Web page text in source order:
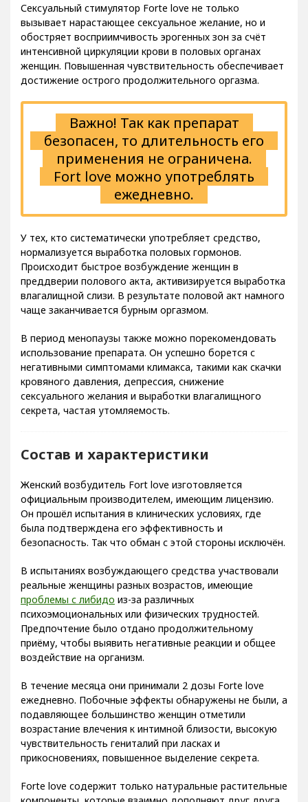
Сексуальный cтимулятор Forte love не только
вызывает нарастающее сексуальное желание, но и
обостряет восприимчивость эрогенных зон за счёт
интенсивной циркуляции крови в половых органах
женщин. Повышенная чувствительность обеспечивает
достижение острого продолжительного оргазма.
Важно! Так как препарат
безопасен, то длительность его
применения не ограничена.
Fort love можно употреблять
ежедневно.
У тех, кто систематически употребляет средство,
нормализуется выработка половых гормонов.
Происходит быстрое возбуждение женщин в
преддверии полового акта, активизируется выработка
влагалищной слизи. В результате половой акт намного
чаще заканчивается бурным оргазмом.
В период менопаузы также можно порекомендовать
использование препарата. Он успешно борется с
негативными симптомами климакса, такими как скачки
кровяного давления, депрессия, снижение
сексуального желания и выработки влагалищного
секрета, частая утомляемость.
Состав и характеристики
Женский возбудитель Fort love изготовляется
официальным производителем, имеющим лицензию.
Он прошёл испытания в клинических условиях, где
была подтверждена его эффективность и
безопасность. Так что обман с этой стороны исключён.
В испытаниях возбуждающего средства участвовали
реальные женщины разных возрастов, имеющие
проблемы с либидо из-за различных
психоэмоциональных или физических трудностей.
Предпочтение было отдано продолжительному
приёму, чтобы выявить негативные реакции и общее
воздействие на организм.
В течение месяца они принимали 2 дозы Forte love
ежедневно. Побочные эффекты обнаружены не были, а
подавляющее большинство женщин отметили
возрастание влечения к интимной близости, высокую
чувствительность гениталий при ласках и
прикосновениях, повышенное выделение секрета.
Forte love содержит только натуральные растительные